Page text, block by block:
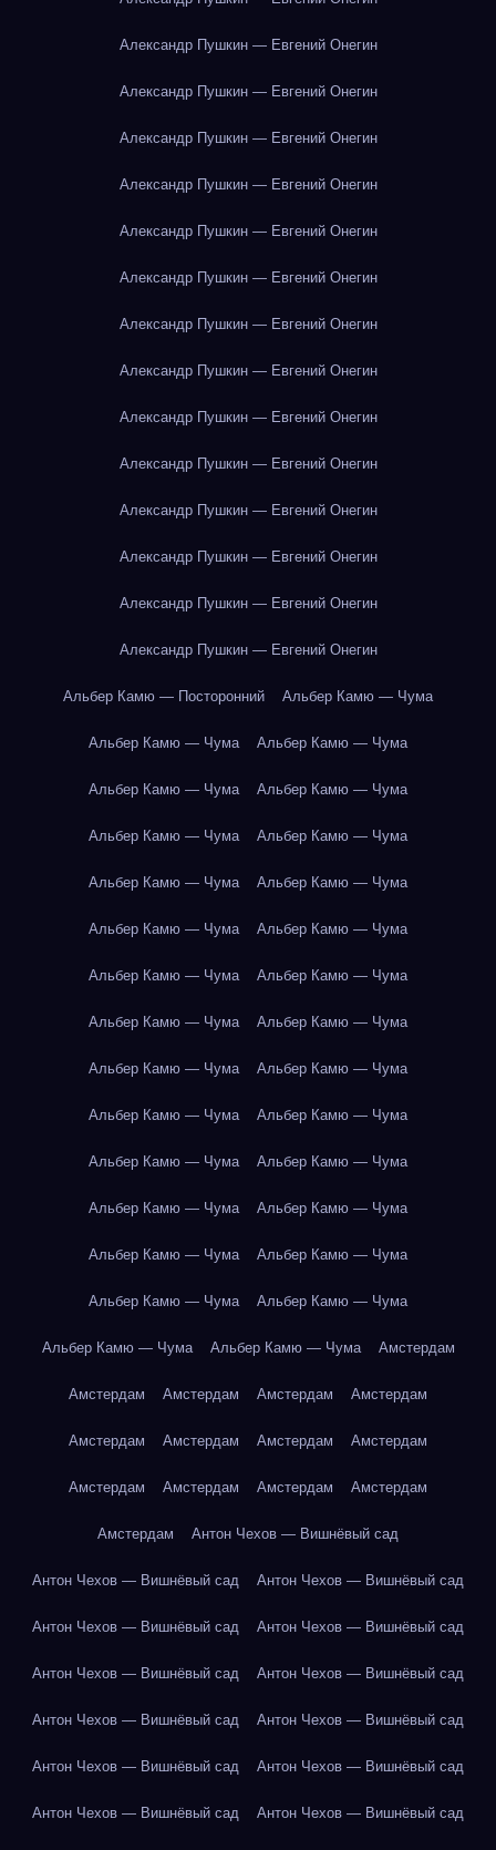
Александр Пушкин — Евгений Онегин
Александр Пушкин — Евгений Онегин
Александр Пушкин — Евгений Онегин
Александр Пушкин — Евгений Онегин
Александр Пушкин — Евгений Онегин
Александр Пушкин — Евгений Онегин
Александр Пушкин — Евгений Онегин
Александр Пушкин — Евгений Онегин
Александр Пушкин — Евгений Онегин
Александр Пушкин — Евгений Онегин
Александр Пушкин — Евгений Онегин
Александр Пушкин — Евгений Онегин
Александр Пушкин — Евгений Онегин
Александр Пушкин — Евгений Онегин
Альбер Камю — Посторонний Альбер Камю — Чума
Альбер Камю — Чума Альбер Камю — Чума
Альбер Камю — Чума Альбер Камю — Чума
Альбер Камю — Чума Альбер Камю — Чума
Альбер Камю — Чума Альбер Камю — Чума
Альбер Камю — Чума Альбер Камю — Чума
Альбер Камю — Чума Альбер Камю — Чума
Альбер Камю — Чума Альбер Камю — Чума
Альбер Камю — Чума Альбер Камю — Чума
Альбер Камю — Чума Альбер Камю — Чума
Альбер Камю — Чума Альбер Камю — Чума
Альбер Камю — Чума Альбер Камю — Чума
Альбер Камю — Чума Альбер Камю — Чума
Альбер Камю — Чума Альбер Камю — Чума
Альбер Камю — Чума Альбер Камю — Чума Амстердам
Амстердам Амстердам Амстердам Амстердам
Амстердам Амстердам Амстердам Амстердам
Амстердам Амстердам Амстердам Амстердам
Амстердам Антон Чехов — Вишнёвый сад
Антон Чехов — Вишнёвый сад Антон Чехов — Вишнёвый сад
Антон Чехов — Вишнёвый сад Антон Чехов — Вишнёвый сад
Антон Чехов — Вишнёвый сад Антон Чехов — Вишнёвый сад
Антон Чехов — Вишнёвый сад Антон Чехов — Вишнёвый сад
Антон Чехов — Вишнёвый сад Антон Чехов — Вишнёвый сад
Антон Чехов — Вишнёвый сад Антон Чехов — Вишнёвый сад